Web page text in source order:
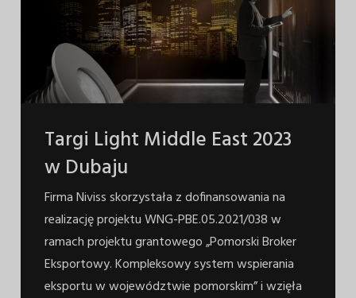
Targi Light Middle East 2023
w Dubaju
Firma Niviss skorzystała z dofinansowania na
realizację projektu WNG-PBE.05.2021/038 w
ramach projektu grantowego „Pomorski Broker
Eksportowy. Kompleksowy system wspierania
eksportu w województwie pomorskim” i wzięła